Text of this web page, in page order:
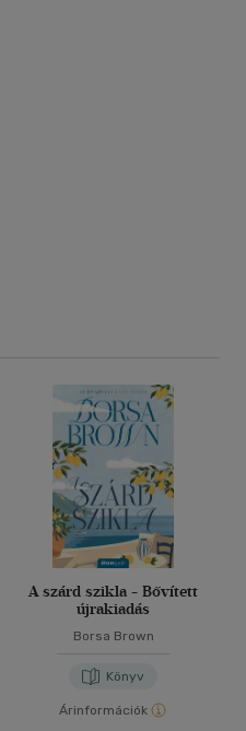
A szárd szikla - Bővített
újrakiadás
Borsa Brown
Könyv
Árinformációk